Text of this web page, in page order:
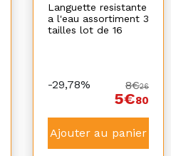
Languette resistante
a l'eau assortiment 3
tailles lot de 16
-29,78% 8€26
5€80
Ajouter au panier